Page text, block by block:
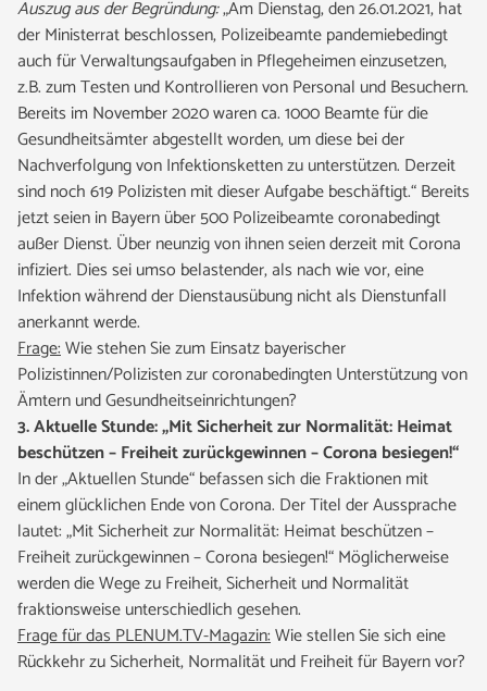
Auszug aus der Begründung:„Am Dienstag, den 26.01.2021, hat
der Ministerrat beschlossen, Polizeibeamte pandemiebedingt
auch für Verwaltungsaufgaben in Pflegeheimen einzusetzen,
z.B. zum Testen und Kontrollieren von Personal und Besuchern.
Bereits im November 2020 waren ca. 1000 Beamte für die
Gesundheitsämter abgestellt worden, um diese bei der
Nachverfolgung von Infektionsketten zu unterstützen. Derzeit
sind noch 619 Polizisten mit dieser Aufgabe beschäftigt.“ Bereits
jetzt seien in Bayern über 500 Polizeibeamte coronabedingt
außer Dienst. Über neunzig von ihnen seien derzeit mit Corona
infiziert. Dies sei umso belastender, als nach wie vor, eine
Infektion während der Dienstausübung nicht als Dienstunfall
anerkannt werde.
Frage:Wie stehen Sie zum Einsatz bayerischer
Polizistinnen/Polizisten zur coronabedingten Unterstützung von
Ämtern und Gesundheitseinrichtungen?
3. Aktuelle Stunde: „Mit Sicherheit zur Normalität: Heimat
beschützen – Freiheit zurückgewinnen – Corona besiegen!“
In der „Aktuellen Stunde“ befassen sich die Fraktionen mit
einem glücklichen Ende von Corona. Der Titel der Aussprache
lautet: „Mit Sicherheit zur Normalität: Heimat beschützen –
Freiheit zurückgewinnen – Corona besiegen!“ Möglicherweise
werden die Wege zu Freiheit, Sicherheit und Normalität
fraktionsweise unterschiedlich gesehen.
Frage für das PLENUM.TV-Magazin:Wie stellen Sie sich eine
Rückkehr zu Sicherheit, Normalität und Freiheit für Bayern vor?